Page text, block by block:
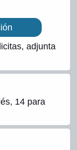
adjunta
14 para